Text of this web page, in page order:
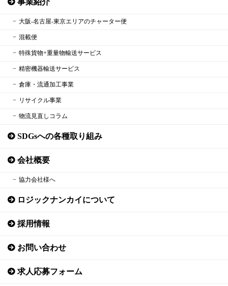
事業紹介
大阪‐名古屋‐東京エリアのチャーター便
混載便
特殊貨物+重量物輸送サービス
精密機器輸送サービス
倉庫・流通加工事業
リサイクル事業
物流見直しコラム
SDGsへの各種取り組み
会社概要
協力会社様へ
ロジックナンカイについて
採用情報
お問い合わせ
求人応募フォーム